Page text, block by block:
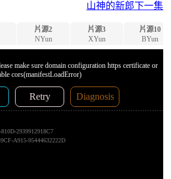
山神的新郎下一集
片源2
NYun
片源3
XYun
片源10
BYun